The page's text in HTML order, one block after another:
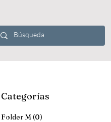
Categorías
Folder M(0)